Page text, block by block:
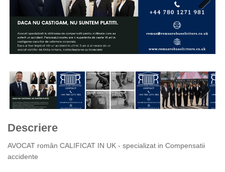
Descriere
AVOCAT român CALIFICAT IN UK - specializat in Compensatii
accidente